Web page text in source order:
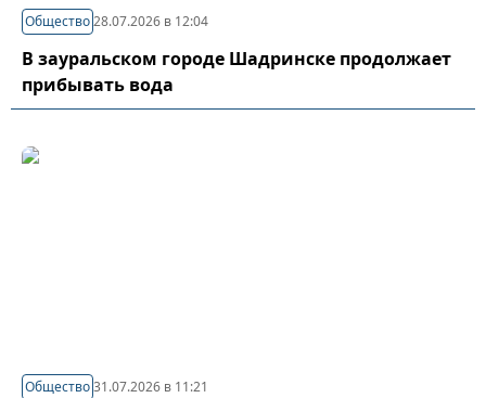
Общество28.07.2026 в 12:04
В зауральском городе Шадринске продолжает
прибывать вода
Общество31.07.2026 в 11:21